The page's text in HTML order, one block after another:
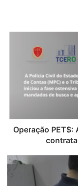
Operação